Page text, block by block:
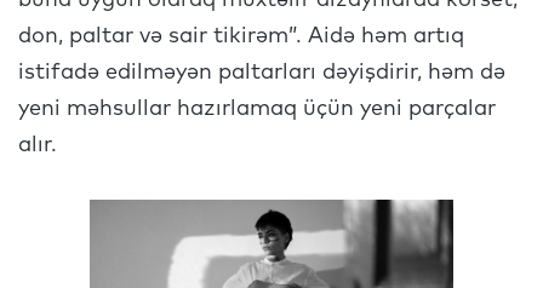
don, paltar və sair tikirəm”. Aidə həm artıq
istifadə edilməyən paltarları dəyişdirir, həm də
yeni məhsullar hazırlamaq üçün yeni parçalar
alır.